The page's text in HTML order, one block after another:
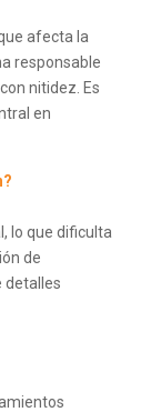
afecta la
responsable
nitidez. Es
en
lo que dificulta
de
detalles